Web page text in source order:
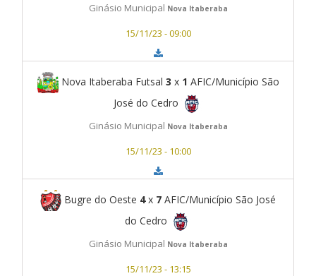
Ginásio Municipal Nova Itaberaba
15/11/23 - 09:00
Nova Itaberaba Futsal 3 x 1 AFIC/Município São
José do Cedro
Ginásio Municipal Nova Itaberaba
15/11/23 - 10:00
Bugre do Oeste 4x 7 AFIC/Município São José
do Cedro
Ginásio Municipal Nova Itaberaba
15/11/23 - 13:15